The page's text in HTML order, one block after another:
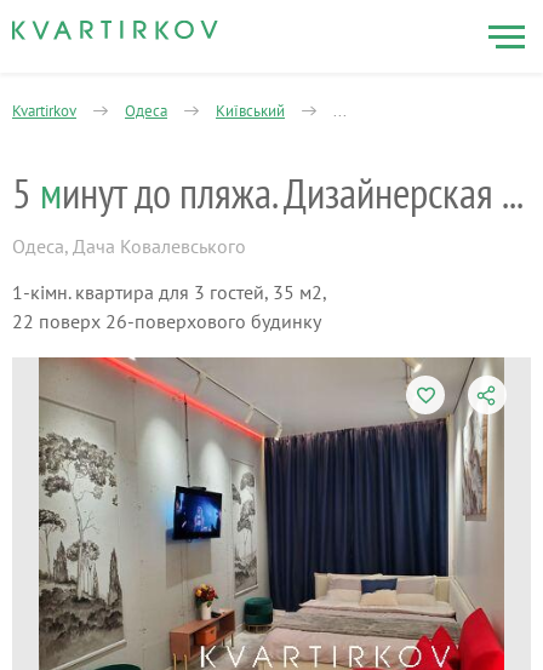
Kvartirkov Одеса Київський Історичний район Великий
5 минут до пляжа. Дизайнерская квартира!
Одеса, Дача Ковалевського
1-кімн. квартира для 3 гостей, 35 м2,
22 поверх 26-поверхового будинку